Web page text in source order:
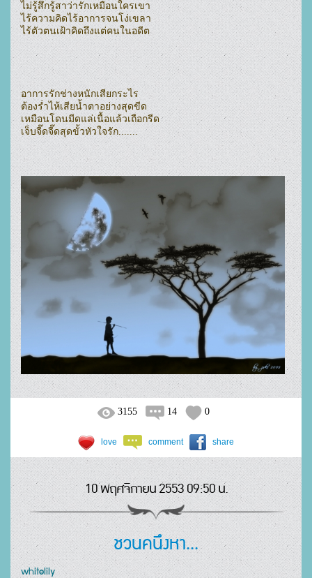
ไม่รู้สึกรู้สาว่ารักเหมือนใครเขา
ไร้ความคิดไร้อาการจนโง่เขลา
ไร้ตัวตนเฝ้าคิดถึงแต่คนในอดีต
อาการรักช่างหนักเสียกระไร
ต้องร่ำไห้เสียน้ำตาอย่างสุดขีด
เหมือนโดนมีดแล่เนื้อแล้วเถือกรีด
เจ็บจี๊ดจี๊ดสุดขั้วหัวใจรัก.......
3155 14 0
love comment share
10 พฤศจิกายน 2553 09:50 น.
ชวนคนึงหา...
whitelily